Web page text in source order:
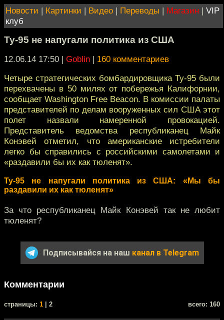
Новости | Картинки | Видео | Переводы | Магазин | VIP
клуб
Ty-95 не напугали политика из США
12.06.14 17:50 | Goblin | 160 комментариев
Четыре стратегических бомбардировщика Ту-95 были
перехвачены в 50 милях от побережья Калифорнии,
сообщает Washington Free Beacon. В комиссии палаты
представителей по делам вооруженных сил США этот
полет назвали намеренной провокацией.
Представитель ведомства республиканец Майк
Конэвей отметил, что американские истребители
легко бы справились с российскими самолетами и
«раздавили бы их как тюленят».
Ty-95 не напугали политика из США: «Мы бы
раздавили их как тюленят»
За что республиканец Майк Конэвей так не любит
тюленят?
Подписывайся на наш канал в Telegram
Комментарии
cтраницы: 1 | 2 всего: 160